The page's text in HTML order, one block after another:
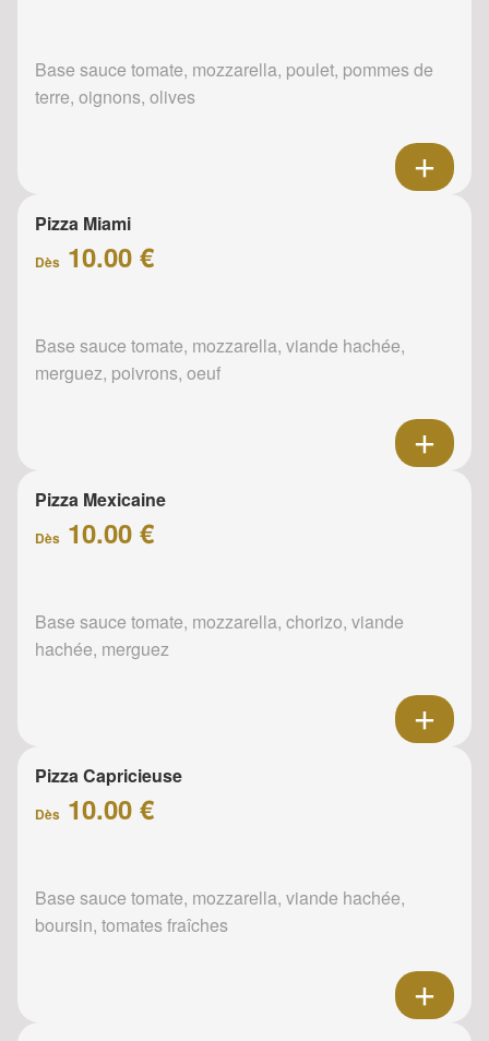
Base sauce tomate, mozzarella, poulet, pommes de
terre, oignons, olives
Pizza Miami
Dès 10.00 €
Base sauce tomate, mozzarella, viande hachée,
merguez, poivrons, oeuf
Pizza Mexicaine
Dès 10.00 €
Base sauce tomate, mozzarella, chorizo, viande
hachée, merguez
Pizza Capricieuse
Dès 10.00 €
Base sauce tomate, mozzarella, viande hachée,
boursin, tomates fraîches